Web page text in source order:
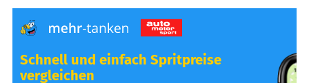
Schnell und einfach Spritpreise
vergleichen